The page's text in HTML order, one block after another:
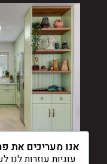
אנו מעריכים את
עוגיות עוזרות